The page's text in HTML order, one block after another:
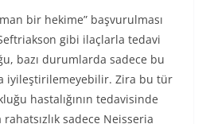
bir hekime” başvurulması
gibi ilaçlarla tedavi
bazı durumlarda sadece bu
iyileştirilemeyebilir. Zira bu tür
hastalığının tedavisinde
sadece Neisseria